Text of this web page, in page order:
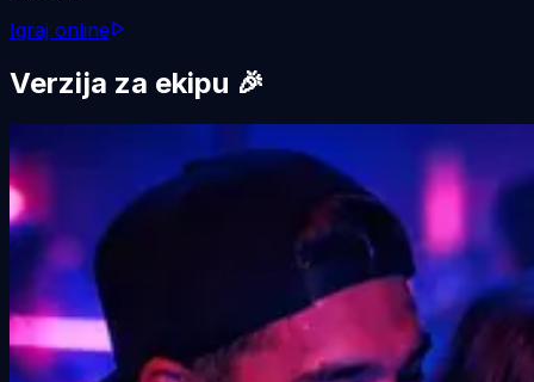
Igraj online
Verzija za ekipu 🎉